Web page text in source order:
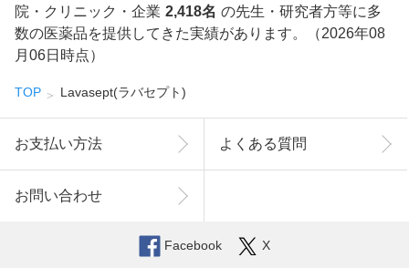
院・クリニック・企業 2,418名 の先生・研究者方等に多
数の医薬品を提供してきた実績があります。（2026年08
月06日時点）
TOP Lavasept(ラバセプト)
お支払い方法 よくある質問
お問い合わせ
Facebook X